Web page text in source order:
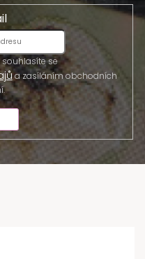
se
a zasíláním obchodních